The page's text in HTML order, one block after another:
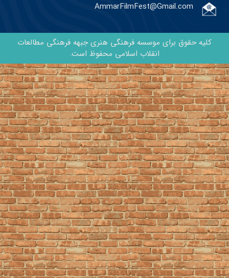
AmmarFilmFest@Gmail.com
کلیه حقوق برای موسسه فرهنگی هنری جبهه فرهنگی مطالعات
انقلاب اسلامی محفوظ است.